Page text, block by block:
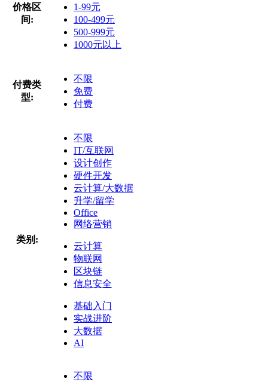
价格区
间:
1-99元
100-499元
500-999元
1000元以上
付费类
型:
不限
免费
付费
类别:
不限
IT/互联网
设计创作
硬件开发
云计算/大数据
升学/留学
Office
网络营销
云计算
物联网
区块链
信息安全
基础入门
实战进阶
大数据
AI
不限